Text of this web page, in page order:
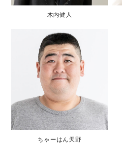
木内健人
ちゃーはん天野